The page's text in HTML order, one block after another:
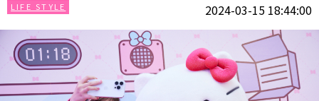
LIFE STYLE 2024-03-15 18:44:00